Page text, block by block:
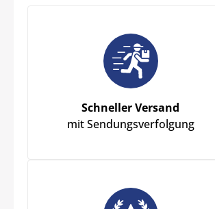
Schneller Versand
mit Sendungsverfolgung